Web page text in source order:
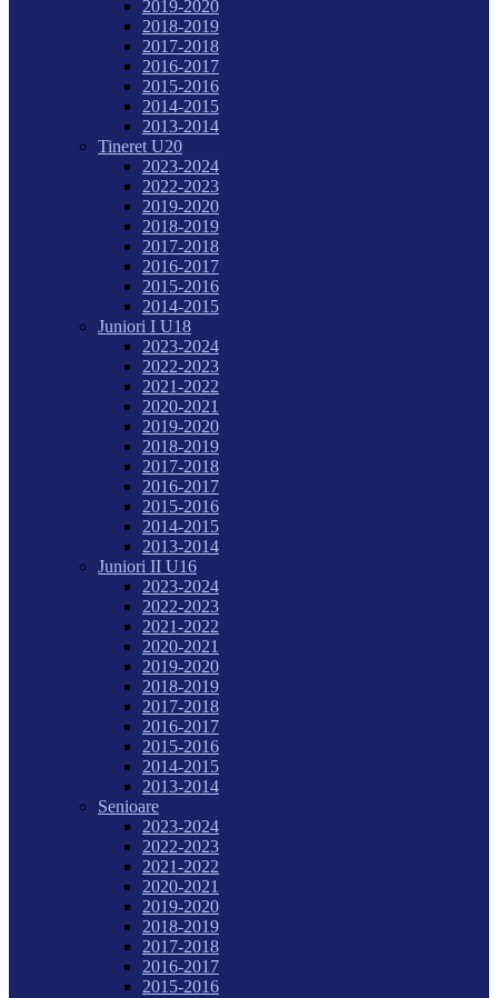
2019-2020
2018-2019
2017-2018
2016-2017
2015-2016
2014-2015
2013-2014
Tineret U20
2023-2024
2022-2023
2019-2020
2018-2019
2017-2018
2016-2017
2015-2016
2014-2015
Juniori I U18
2023-2024
2022-2023
2021-2022
2020-2021
2019-2020
2018-2019
2017-2018
2016-2017
2015-2016
2014-2015
2013-2014
Juniori II U16
2023-2024
2022-2023
2021-2022
2020-2021
2019-2020
2018-2019
2017-2018
2016-2017
2015-2016
2014-2015
2013-2014
Senioare
2023-2024
2022-2023
2021-2022
2020-2021
2019-2020
2018-2019
2017-2018
2016-2017
2015-2016